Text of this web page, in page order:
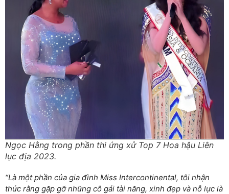
Ngọc Hằng trong phần thi ứng xử Top 7 Hoa hậu Liên
lục địa 2023.
“Là một phần của gia đình Miss Intercontinental, tôi nhận
thức rằng gặp gỡ những cô gái tài năng, xinh đẹp và nỗ lực là